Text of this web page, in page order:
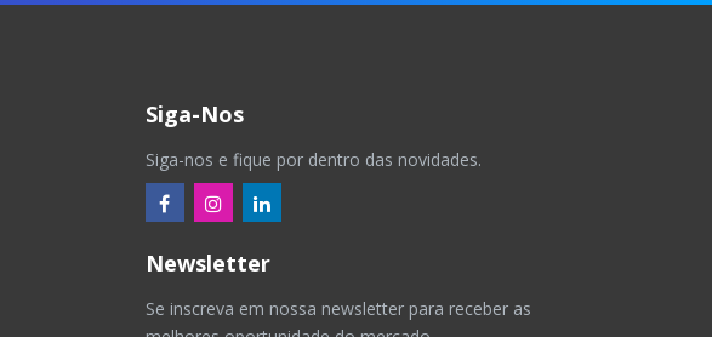
Siga-Nos
Siga-nos e fique por dentro das novidades.
Newsletter
Se inscreva em nossa newsletter para receber as